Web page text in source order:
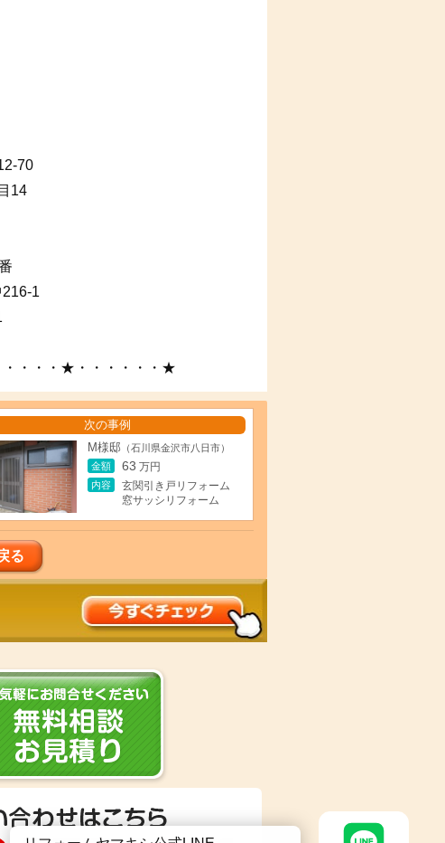
70
14
1
・・・★・・・・・・★
次の事例
M様邸 （石川県金沢市八日市）
金額
63 万円
内容
玄関引き戸リフォーム
窓サッシリフォーム
る